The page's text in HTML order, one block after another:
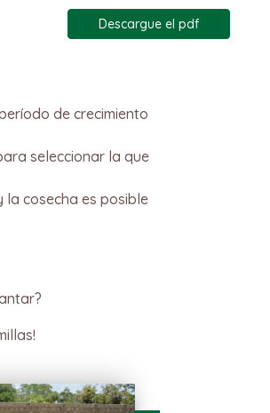
Descargue el pdf
de crecimiento
seleccionar la que
la cosecha es posible